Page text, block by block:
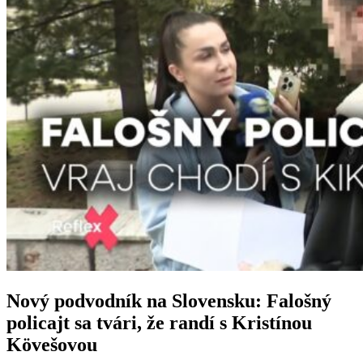
Nový podvodník na Slovensku: Falošný
policajt sa tvári, že randí s Kristínou
Kövešovou